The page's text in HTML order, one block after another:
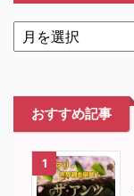
おすすめ記事
1